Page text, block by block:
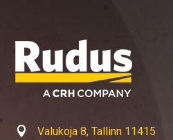
 Valukoja 8, Tallinn 11415